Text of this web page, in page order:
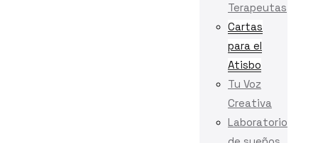
Terapeutas
Cartas
para el
Atisbo
Tu Voz
Creativa
Laboratorio